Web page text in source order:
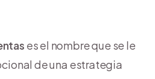
es el nombre que se le
de una estrategia